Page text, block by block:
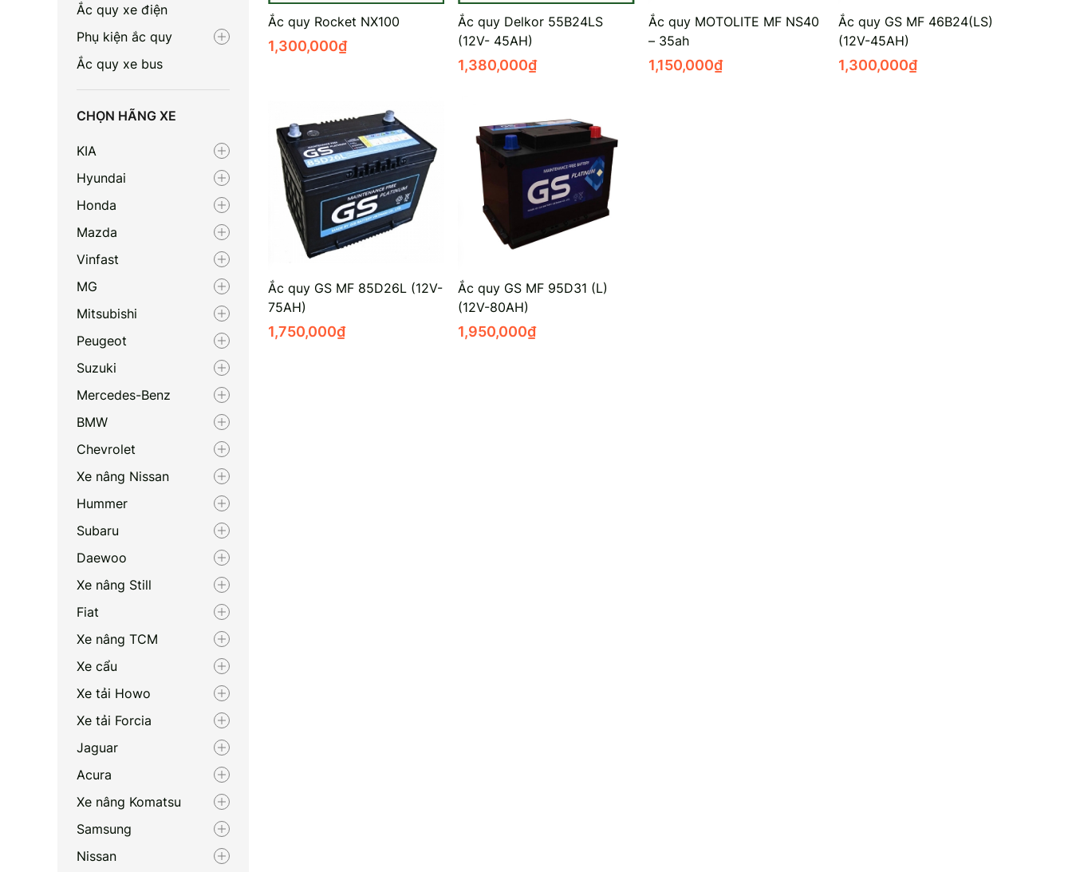
Ắc quy xe điện
Phụ kiện ắc quy
Ắc quy xe bus
CHỌN HÃNG XE
KIA
Hyundai
Honda
Mazda
Vinfast
MG
Mitsubishi
Peugeot
Suzuki
Mercedes-Benz
BMW
Chevrolet
Xe nâng Nissan
Hummer
Subaru
Daewoo
Xe nâng Still
Fiat
Xe nâng TCM
Xe cẩu
Xe tải Howo
Xe tải Forcia
Jaguar
Acura
Xe nâng Komatsu
Samsung
Nissan
Ắc quy Rocket NX100
1,300,000₫
Ắc quy Delkor 55B24LS
(12V- 45AH)
1,380,000₫
Ắc quy MOTOLITE MF NS40
– 35ah
1,150,000₫
Ắc quy GS MF 46B24(LS)
(12V-45AH)
1,300,000₫
Ắc quy GS MF 85D26L (12V-
75AH)
1,750,000₫
Ắc quy GS MF 95D31 (L)
(12V-80AH)
1,950,000₫